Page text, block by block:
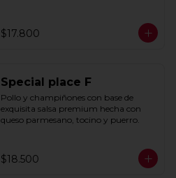
$17.800
Special place F
Pollo y champiñones con base de
exquisita salsa premium hecha con
queso parmesano, tocino y puerro.
$18.500